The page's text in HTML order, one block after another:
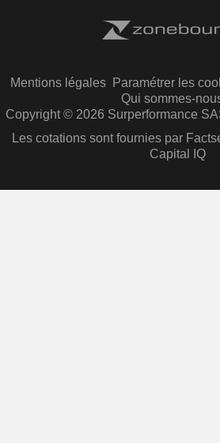
Mentions légales Paramétrer les
Qui sommes-
Copyright © 2026 Surperformance
Les cotations sont fournies par
Capital IQ